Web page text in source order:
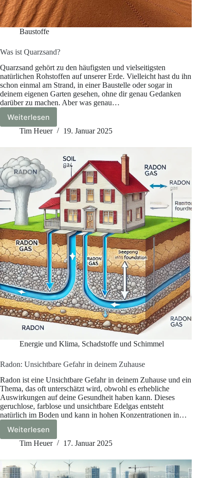
Baustoffe
Was ist Quarzsand?
Quarzsand gehört zu den häufigsten und vielseitigsten
natürlichen Rohstoffen auf unserer Erde. Vielleicht hast du ihn
schon einmal am Strand, in einer Baustelle oder sogar in
deinem eigenen Garten gesehen, ohne dir genau Gedanken
darüber zu machen. Aber was genau…
Weiterlesen
Was
ist
Tim Heuer 19. Januar 2025
Energie und Klima, Schadstoffe und Schimmel
Radon: Unsichtbare Gefahr in deinem Zuhause
Radon ist eine Unsichtbare Gefahr in deinem Zuhause und ein
Thema, das oft unterschätzt wird, obwohl es erhebliche
Auswirkungen auf deine Gesundheit haben kann. Dieses
geruchlose, farblose und unsichtbare Edelgas entsteht
natürlich im Boden und kann in hohen Konzentrationen in…
Weiterlesen
Radon:
Unsichtbare
in
deinem
Tim Heuer 17. Januar 2025